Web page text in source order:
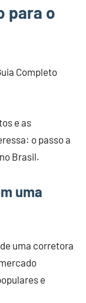
para o
e as
o passo a
Brasil.
uma
uma corretora
e